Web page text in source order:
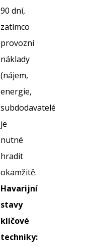
90 dní,
zatímco
provozní
náklady
(nájem,
energie,
subdodavatelé)
je
nutné
hradit
okamžitě.
Havarijní
stavy
klíčové
techniky: